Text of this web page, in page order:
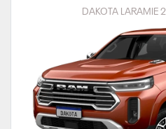
DAKOTA LARAMIE